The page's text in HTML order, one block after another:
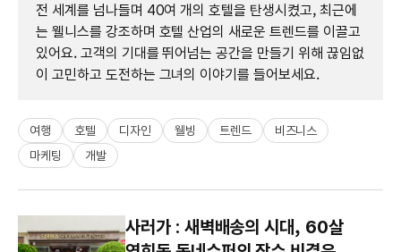
전 세계를 넘나들며 40여 개의 호텔을 탄생시켰고, 최근에
는 웰니스를 강조하며 호텔 산업의 새로운 트렌드를 이끌고
있어요. 고객의 기대를 뛰어넘는 공간을 만들기 위해 끊임없
이 고민하고 도전하는 그녀의 이야기를 들어보세요.
여행 호텔 디자인 웰빙 트렌드
비즈니스
마케팅
개발
사러가 : 새벽배송의 시대, 60살